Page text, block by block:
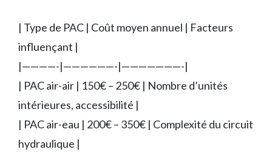
| Type de PAC | Coût moyen annuel | Facteurs
influençant |
|————-|——————-|———————-|
| PAC air-air | 150€ – 250€ | Nombre d’unités
intérieures, accessibilité |
| PAC air-eau | 200€ – 350€ | Complexité du circuit
hydraulique |